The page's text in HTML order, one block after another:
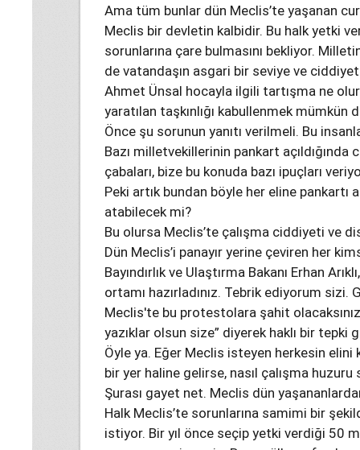
Ama tüm bunlar dün Meclis’te yaşanan
Meclis bir devletin kalbidir. Bu halk yetki
sorunlarına çare bulmasını bekliyor.
de vatandaşın asgari bir seviye ve ciddiyet
Ahmet Ünsal hocayla ilgili tartışma ne
yaratılan taşkınlığı kabullenmek mümkün
Önce şu sorunun yanıtı verilmeli. Bu
Bazı milletvekillerinin pankart
çabaları, bize bu konuda bazı ipuçları
Peki artık bundan böyle her eline pankartı
atabilecek mi?
Bu olursa Meclis’te çalışma ciddiyeti ve
Dün Meclis’i panayır yerine çeviren her
Bayındırlık ve Ulaştırma Bakanı Erhan
ortamı hazırladınız. Tebrik ediyorum sizi.
Meclis'te bu protestolara şahit
yazıklar olsun size” diyerek haklı bir tepki
Öyle ya. Eğer Meclis isteyen herkesin
bir yer haline gelirse, nasıl çalışma huzuru
Şurası gayet net. Meclis dün
Halk Meclis’te sorunlarına samimi bir
istiyor. Bir yıl önce seçip yetki verdiği 50